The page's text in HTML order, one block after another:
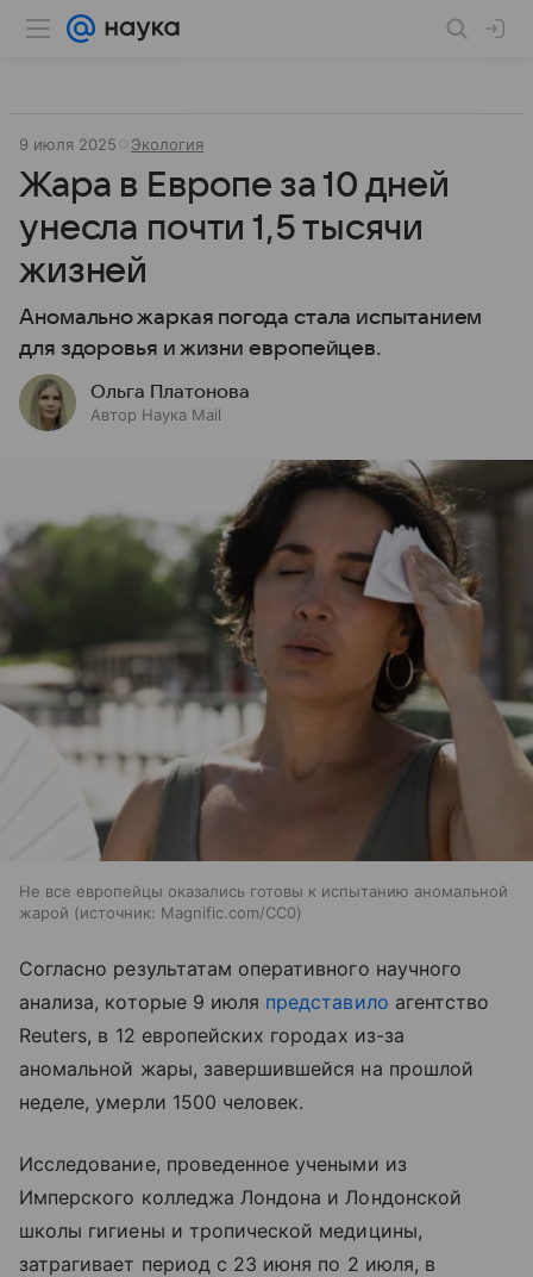
9 июля 2025 Экология
Жара в Европе за 10 дней
унесла почти 1,5 тысячи
жизней
Аномально жаркая погода стала испытанием
для здоровья и жизни европейцев.
Ольга Платонова
Автор Наука Mail
Не все европейцы оказались готовы к испытанию аномальной
жарой
источник: Magnific.com/CC0
Согласно результатам оперативного научного
анализа, которые 9 июля представило агентство
Reuters, в 12 европейских городах из-за
аномальной жары, завершившейся на прошлой
неделе, умерли 1500 человек.
Исследование, проведенное учеными из
Имперского колледжа Лондона и Лондонской
школы гигиены и тропической медицины,
затрагивает период с 23 июня по 2 июля, в